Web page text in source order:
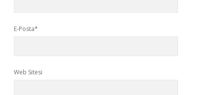
E-Posta*
Web Sitesi